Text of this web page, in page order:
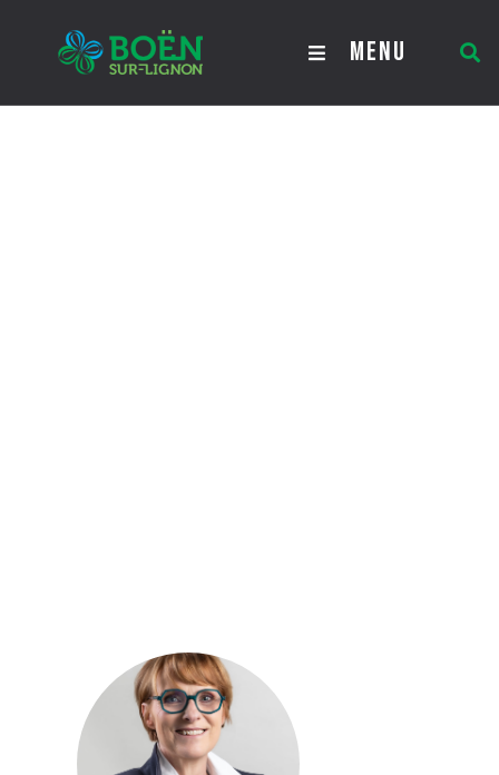
MENU
Les élus